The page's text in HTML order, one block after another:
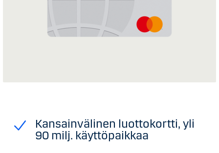
Kansainvälinen luottokortti, yli
90 milj. käyttöpaikkaa